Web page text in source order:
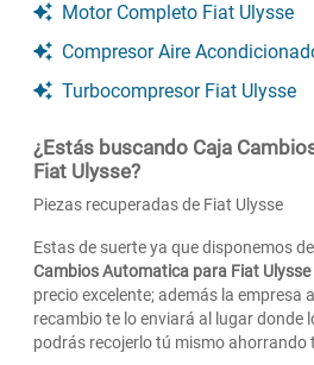
Motor Completo Fiat Ulysse
Compresor Aire
Turbocompresor Fiat Ulysse
¿Estás buscando Caja
Fiat Ulysse?
Piezas recuperadas de Fiat Ulysse
Estas de suerte ya que disponemos del
Cambios Automatica para Fiat Ulysse
precio excelente; además la empresa
recambio te lo enviará al lugar donde
podrás recojerlo tú mismo ahorrando